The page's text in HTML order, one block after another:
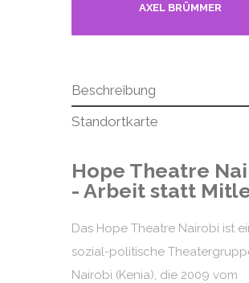
AXEL BRÜMMER
Beschreibung
Standortkarte
Hope Theatre
- Arbeit statt
Das Hope Theatre Nairobi ist
sozial-politische
Nairobi (Kenia), die 2009 vom